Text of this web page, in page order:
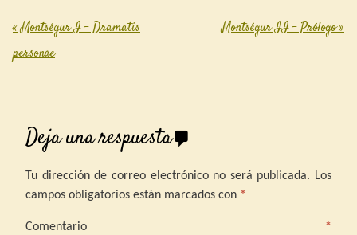
Post navigation
«Montségur I – Dramatis
personae
Montségur II – Prólogo»
Deja una respuesta
Tu dirección de correo electrónico no será publicada. Los
campos obligatorios están marcados con *
Comentario *